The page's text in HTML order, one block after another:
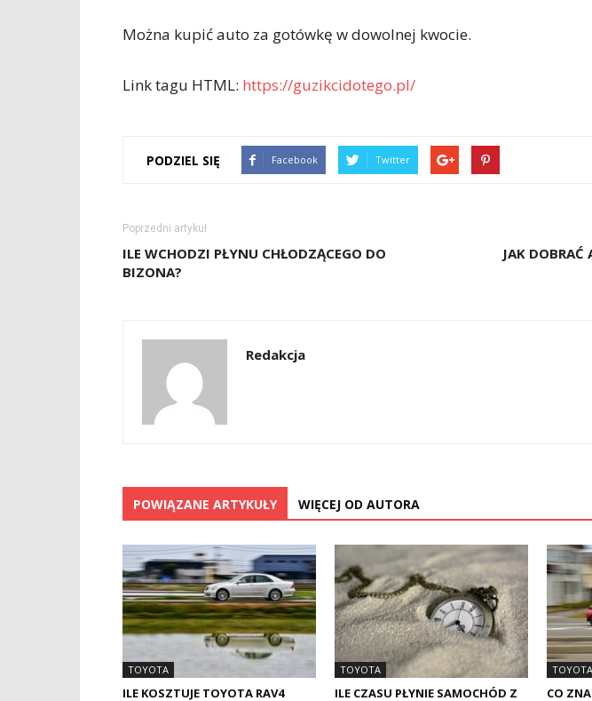
Można kupić auto za gotówkę w dowolnej kwocie.
Link tagu HTML: https://guzikcidotego.pl/
PODZIEL SIĘ Facebook Twitter
Poprzedni artykuł
ILE WCHODZI PŁYNU CHŁODZĄCEGO DO
BIZONA?
JAK DOBRAĆ
Redakcja
POWIĄZANE ARTYKUŁY WIĘCEJ OD AUTORA
TOYOTA
ILE KOSZTUJE TOYOTA RAV4
TOYOTA
ILE CZASU PŁYNIE SAMOCHÓD Z
TOYOTA
CO